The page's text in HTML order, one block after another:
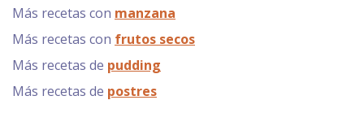
Más recetas con manzana
Más recetas con frutos secos
Más recetas de pudding
Más recetas de postres